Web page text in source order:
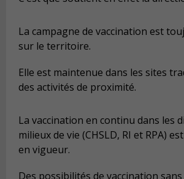
La campagne de vaccination est
sur le territoire.
Elle est maintenue dans les sites
des activités de proximité.
La vaccination en continu dans les
milieux de vie (CHSLD, RI et RPA)
en vigueur.
Des possibilités de vaccination